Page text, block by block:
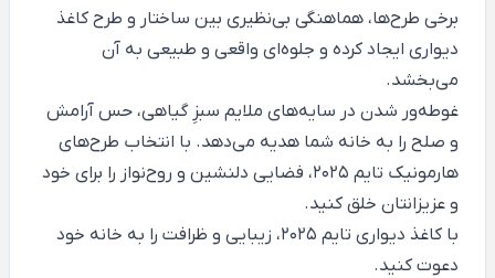
برخی طرح‌ها، هماهنگی بی‌نظیری بین ساختار و طرح کاغذ
دیواری ایجاد کرده و جلوه‌ای واقعی و طبیعی به آن
می‌بخشد.
غوطه‌ور شدن در سایه‌های ملایم سبزِ گیاهی، حس آرامش
و صلح را به خانه شما هدیه می‌دهد. با انتخاب طرح‌های
هارمونیک تایم 2025، فضایی دلنشین و روح‌نواز را برای خود
و عزیزانتان خلق کنید.
با کاغذ دیواری تایم 2025، زیبایی و ظرافت را به خانه خود
دعوت کنید.